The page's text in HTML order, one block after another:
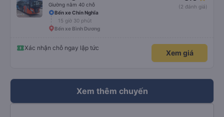
Giường nằm 40 chỗ
(2 đánh giá)
Bến xe Chín Nghĩa
15 giờ 30 phút
Bến xe Bình Dương
Xác nhận chỗ ngay lập tức
Xem giá
Xem thêm chuyến